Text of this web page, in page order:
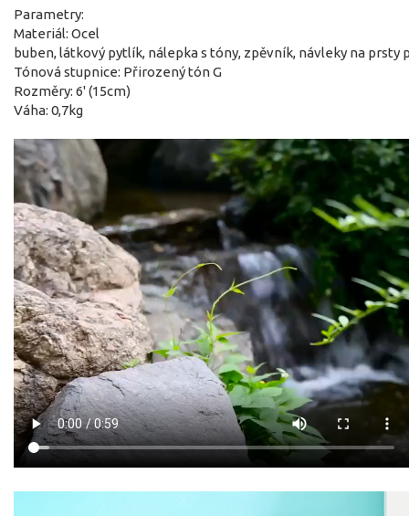
Parametry:
Materiál: Ocel
buben, látkový pytlík, nálepka s tóny, zpěvník, návleky na prsty
Tónová stupnice: Přirozený tón G
Rozměry: 6' (15cm)
Váha: 0,7kg